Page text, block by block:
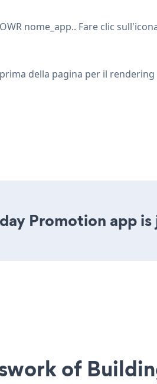
nome_app.. Fare clic
della pagina per il
Promotion app
of